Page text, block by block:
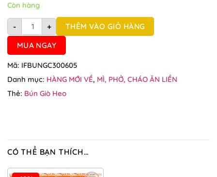
Còn hàng
-
Thùng 30 gói bún giò heo Hằng Nga 75g số lượng
+
THÊM VÀO GIỎ HÀNG
MUA NGAY
Mã: IFBUNGC300605
Danh mục: HÀNG MỚI VỀ, MÌ, PHỞ, CHÁO ĂN LIỀN
Thẻ: Bún Giò Heo
CÓ THỂ BẠN THÍCH…